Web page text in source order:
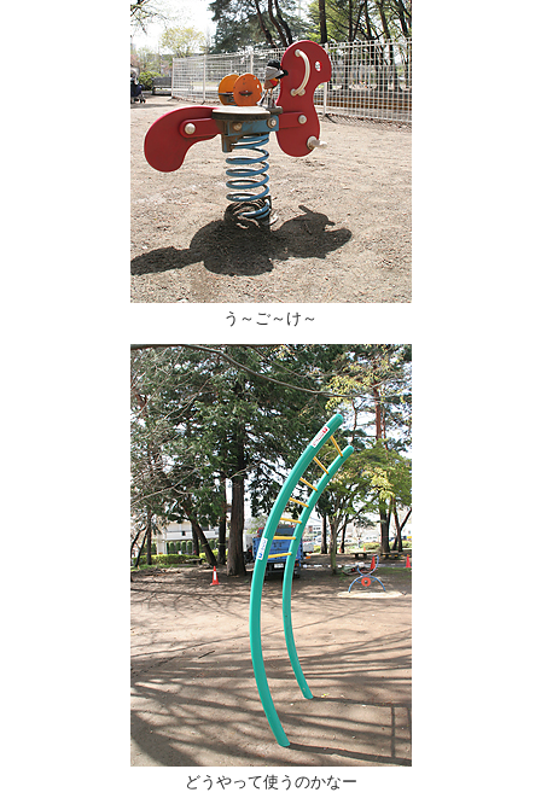
う～ご～け～
どうやって使うのかなー